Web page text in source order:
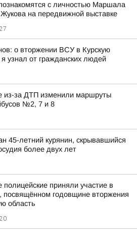
с личностью Маршала
Жукова на передвижной выставке
о вторжении ВСУ в Курскую
я узнал от гражданских людей
из-за ДТП изменили маршруты
№2, 7 и 8
45-летний курянин, скрывавшийся
более двух лет
полицейские приняли участие в
посвящённом годовщине вторжения
область